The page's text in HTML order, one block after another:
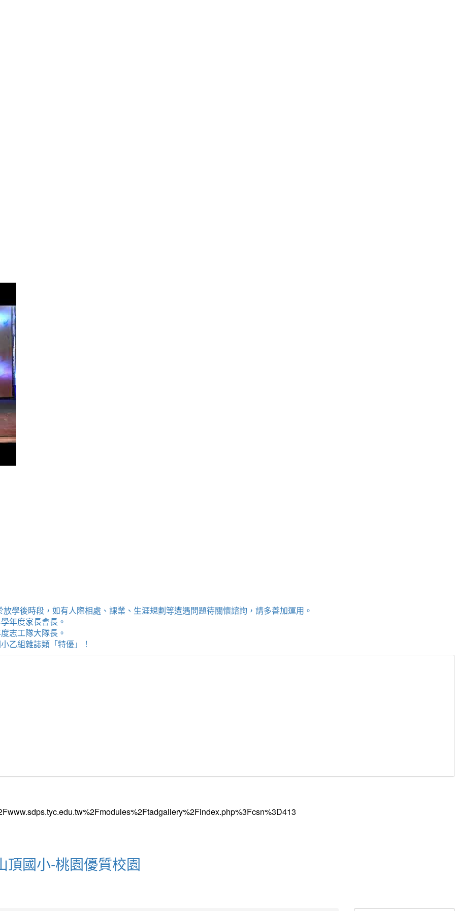
學後時段，如有人際相處、課業、生涯規劃等遭遇問題待關懷諮詢，請多善加運用。
年度家長會長。
志工隊大隊長。
乙組雜誌類「特優」！
國小-桃園優質校園